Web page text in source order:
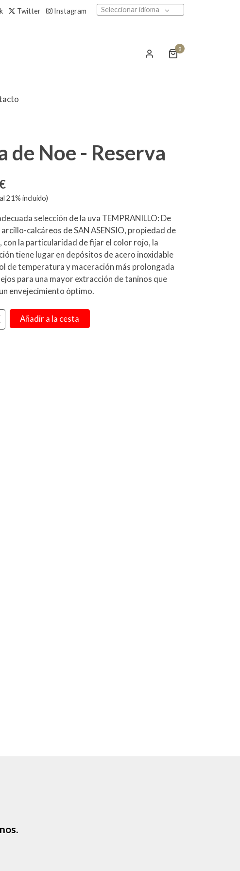
Twitter Instagram Seleccionar idioma
0
de Noe - Reserva
21% incluido)
selección de la uva TEMPRANILLO: De
calcáreos de SAN ASENSIO, propiedad de
con la particularidad de fijar el color rojo, la
tiene lugar en depósitos de acero inoxidable
de temperatura y maceración más prolongada
para una mayor extracción de taninos que
envejecimiento óptimo.
Añadir a la cesta